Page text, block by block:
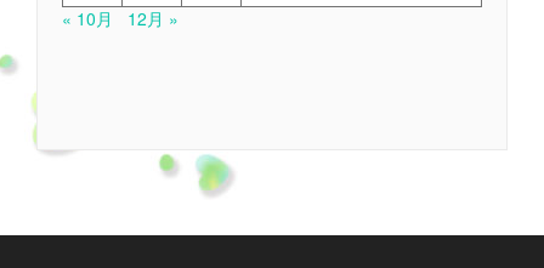
« 10月 12月 »